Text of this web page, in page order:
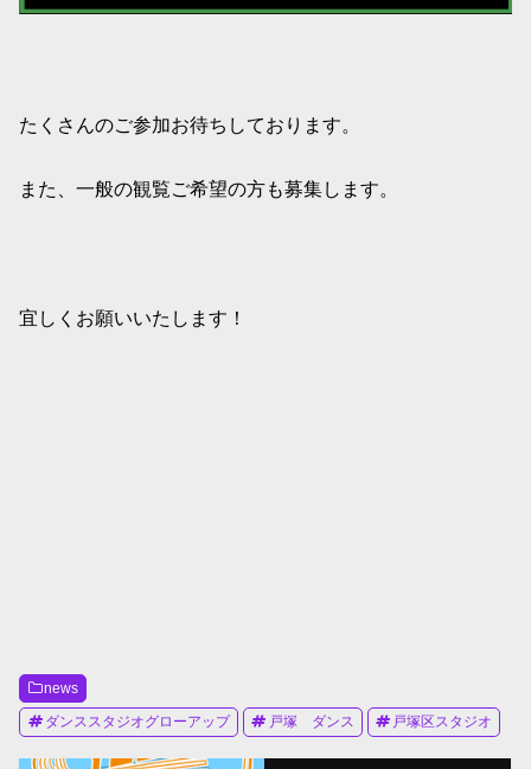
たくさんのご参加お待ちしております。
また、一般の観覧ご希望の方も募集します。
宜しくお願いいたします！
news
ダンススタジオグローアップ 戸塚 ダンス 戸塚区スタジオ